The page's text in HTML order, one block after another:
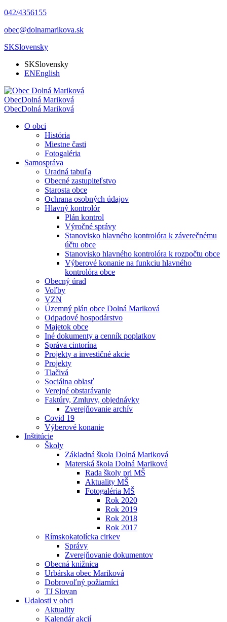
042/4356155
obec@dolnamarikova.sk
SKSlovensky
SKSlovensky
ENEnglish
ObecDolná Mariková
ObecDolná Mariková
O obci
História
Miestne časti
Fotogaléria
Samospráva
Úradná tabuľa
Obecné zastupiteľstvo
Starosta obce
Ochrana osobných údajov
Hlavný kontrolór
Plán kontrol
Výročné správy
Stanovisko hlavného kontrolóra k záverečnému
účtu obce
Stanovisko hlavného kontrolóra k rozpočtu obce
Výberové konanie na funkciu hlavného
kontrolóra obce
Obecný úrad
Voľby
VZN
Územný plán obce Dolná Mariková
Odpadové hospodárstvo
Majetok obce
Iné dokumenty a cenník poplatkov
Správa cintorína
Projekty a investičné akcie
Projekty
Tlačivá
Sociálna oblasť
Verejné obstarávanie
Faktúry, Zmluvy, objednávky
Zverejňovanie archív
Covid 19
Výberové konanie
Inštitúcie
Školy
Základná škola Dolná Mariková
Materská škola Dolná Mariková
Rada školy pri MŠ
Aktuality MŠ
Fotogaléria MŠ
Rok 2020
Rok 2019
Rok 2018
Rok 2017
Rímskokatolícka cirkev
Správy
Zverejňovanie dokumentov
Obecná knižnica
Urbárska obec Mariková
Dobrovoľný požiarníci
TJ Slovan
Udalosti v obci
Aktuality
Kalendár akcií